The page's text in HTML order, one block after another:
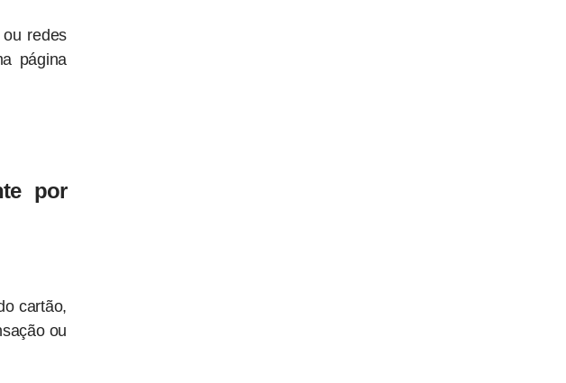
redes
página
por
cartão,
ou